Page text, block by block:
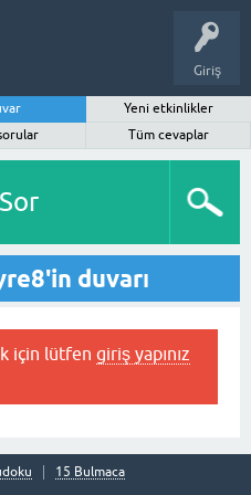
Giriş
Yeni etkinlikler
Tüm cevaplar
duvarı
için lütfen giriş yapınız
15 Bulmaca